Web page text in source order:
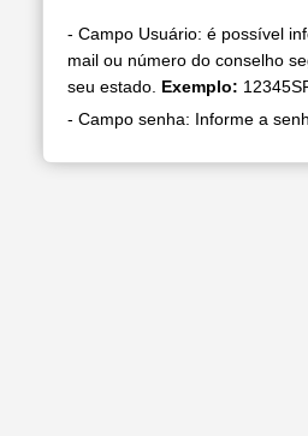
- Campo Usuário: é possível
mail ou número do conselho
seu estado. Exemplo:
- Campo senha: Informe a